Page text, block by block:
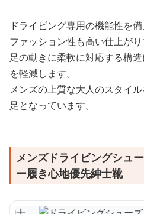
ドライビング専用の機能性を
ファッション性も高い仕上がり
足の動きに柔軟に対応する構
を軽減します。
メンズの上質な大人のスタイ
足となっています。
メンズドライビングシュ
ー履き心地優先紳士靴